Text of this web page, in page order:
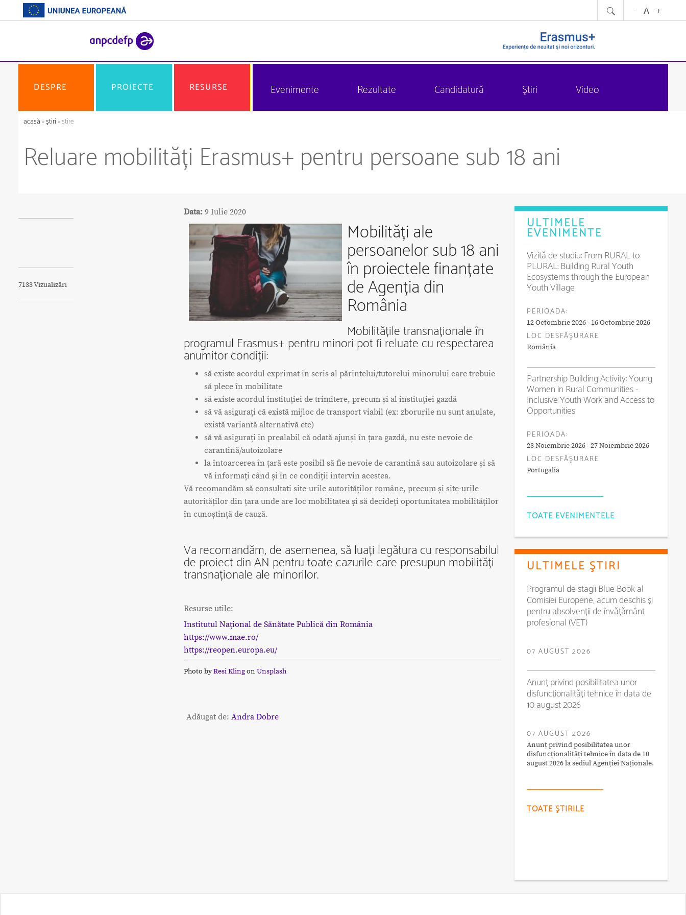
DESPRE PROIECTE RESURSE Evenimente Rezultate Candidatură Ştiri Video
acasă»ştiri» stire
Reluare mobilități Erasmus+ pentru persoane sub 18 ani
7133 Vizualizări
Data: 9 Iulie 2020
Mobilități ale
persoanelor sub 18 ani
în proiectele finanțate
de Agenția din
România
Mobilitățile transnaționale în
programul Erasmus+ pentru minori pot fi reluate cu respectarea
anumitor condiții:
să existe acordul exprimat în scris al părintelui/tutorelui minorului care trebuie
să plece în mobilitate
să existe acordul instituției de trimitere, precum și al instituției gazdă
să vă asigurați că există mijloc de transport viabil (ex: zborurile nu sunt anulate,
există variantă alternativă etc)
să vă asigurați în prealabil că odată ajunși în țara gazdă, nu este nevoie de
carantină/autoizolare
la întoarcerea în țară este posibil să fie nevoie de carantină sau autoizolare și să
vă informați când și în ce condiții intervin acestea.
Vă recomandăm să consultati site-urile autorităților române, precum și site-urile
autorităților din țara unde are loc mobilitatea și să decideți oportunitatea mobilităților
în cunoștință de cauză.
Va recomandăm, de asemenea, să luați legătura cu responsabilul
de proiect din AN pentru toate cazurile care presupun mobilități
transnaționale ale minorilor.
Resurse utile:
Institutul Național de Sănătate Publică din România
https://www.mae.ro/
https://reopen.europa.eu/
Photo byResi Klingon Unsplash
Adăugat de: Andra Dobre
ULTIMELE
EVENIMENTE
Vizită de studiu: From RURAL to
PLURAL: Building Rural Youth
Ecosystems through the European
Youth Village
PERIOADA:
12 Octombrie 2026 - 16 Octombrie 2026
LOC DESFĂŞURARE
România
Partnership Building Activity: Young
Women in Rural Communities -
Inclusive Youth Work and Access to
Opportunities
PERIOADA:
23 Noiembrie 2026 - 27 Noiembrie 2026
LOC DESFĂŞURARE
Portugalia
TOATE EVENIMENTELE
ULTIMELE ŞTIRI
Programul de stagii Blue Book al
Comisiei Europene, acum deschis și
pentru absolvenții de învățământ
profesional (VET)
07 AUGUST 2026
Anunț privind posibilitatea unor
disfuncționalități tehnice în data de
10 august 2026
07 AUGUST 2026
Anunț privind posibilitatea unor
disfuncționalități tehnice în data de 10
august 2026 la sediul Agenției Naționale.
TOATE ŞTIRILE